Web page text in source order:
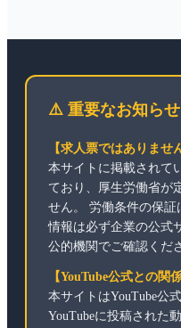
⚠️ 重要なお知らせ
【求人票ではありませ
本サイトに掲載されて
ており、厚生労働省が
せん。 労働条件の保証
情報は必ず企業の公式
公的機関でご確認くだ
【YouTube公式との関
本サイトはYouTube公
YouTubeに投稿された